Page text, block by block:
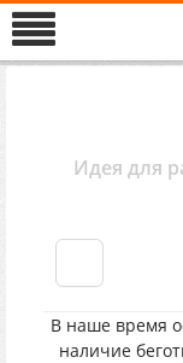
Идея для
В наше время
наличие